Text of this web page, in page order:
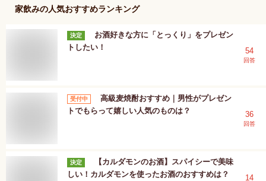
家飲みの人気おすすめランキング
決定
お酒好きな方に「とっくり」をプレゼン
トしたい！
54
回答
受付中
高級麦焼酎おすすめ｜男性がプレゼン
トでもらって嬉しい人気のものは？
36
回答
決定
【カルダモンのお酒】スパイシーで美味
しい！カルダモンを使ったお酒のおすすめは？
14